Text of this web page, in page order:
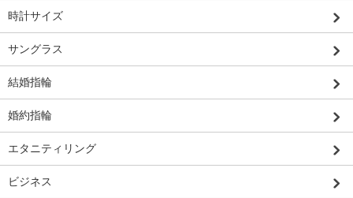
時計サイズ
サングラス
結婚指輪
婚約指輪
エタニティリング
ビジネス